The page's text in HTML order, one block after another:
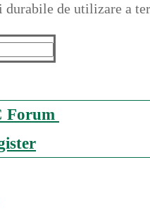
durabile de utilizare a
Forum